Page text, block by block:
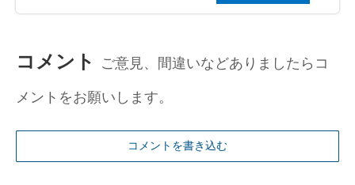
コメント ご意見、間違いなどありましたらコ
メントをお願いします。
コメントを書き込む